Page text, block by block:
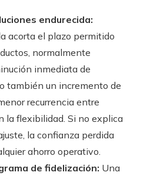
endurecida:
acorta el plazo permitido
normalmente
inmediata de
también un incremento de
recurrencia entre
la flexibilidad. Si no explica
la confianza perdida
ahorro operativo.
de fidelización: Una